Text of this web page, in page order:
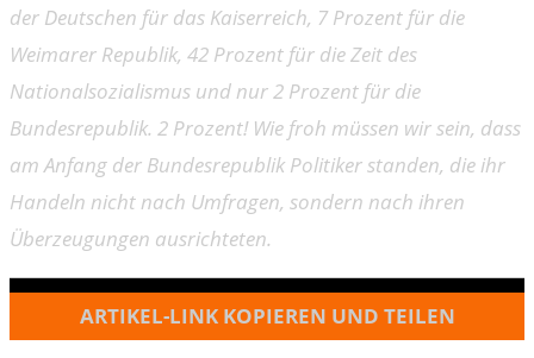
der Deutschen für das Kaiserreich, 7 Prozent für die
Weimarer Republik, 42 Prozent für die Zeit des
Nationalsozialismus und nur 2 Prozent für die
Bundesrepublik. 2 Prozent! Wie froh müssen wir sein, dass
am Anfang der Bundesrepublik Politiker standen, die ihr
Handeln nicht nach Umfragen, sondern nach ihren
Überzeugungen ausrichteten.
ARTIKEL-LINK KOPIEREN UND TEILEN